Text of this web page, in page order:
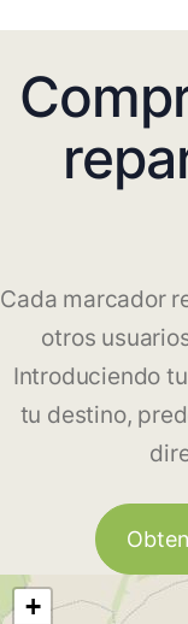
Cada marcador
otros
Introduciendo
tu destino,
+